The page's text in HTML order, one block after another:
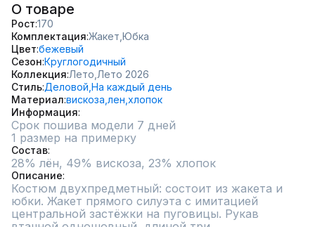
О товаре
Рост 170
Комплектация Жакет, Юбка
Цвет бежевый
Сезон Круглогодичный
Коллекция Лето, Лето 2026
Стиль Деловой, На каждый день
Материал вискоза, лен, хлопок
Информация
Срок пошива модели 7 дней
1 размер на примерку
Состав
28% лён, 49% вискоза, 23% хлопок
Описание
Костюм двухпредметный: состоит из жакета и
юбки. Жакет прямого силуэта с имитацией
центральной застёжки на пуговицы. Рукав